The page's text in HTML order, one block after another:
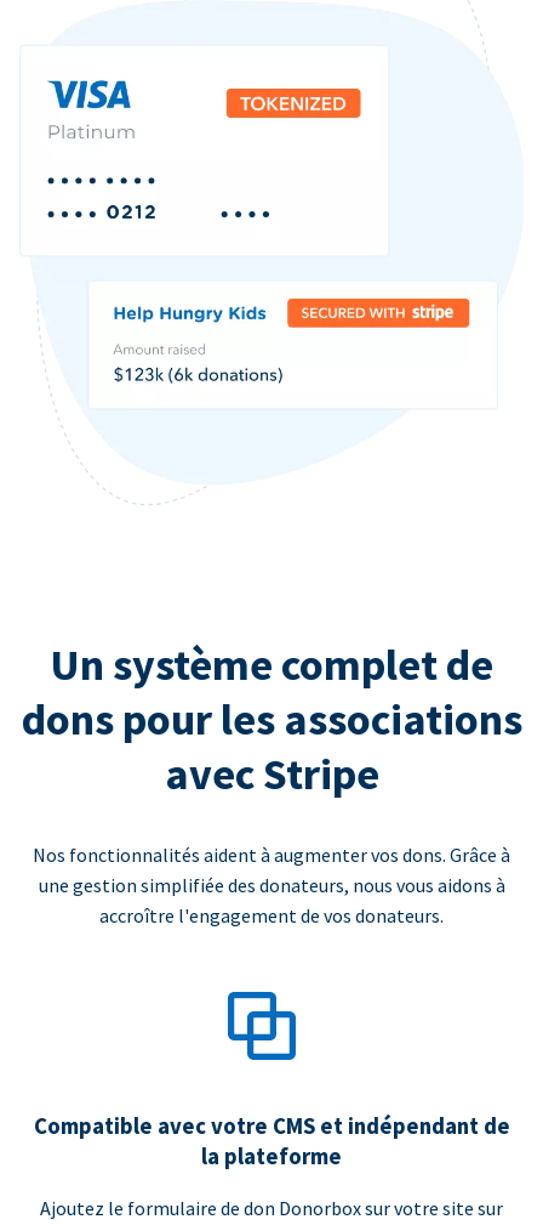
Un système complet de
dons pour les associations
avec Stripe
Nos fonctionnalités aident à augmenter vos dons. Grâce à
une gestion simplifiée des donateurs, nous vous aidons à
accroître l'engagement de vos donateurs.
Compatible avec votre CMS et indépendant de
la plateforme
Ajoutez le formulaire de don Donorbox sur votre site sur